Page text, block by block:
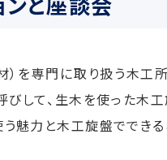
を専門に取り扱う木工
して、生木を使った木
う魅力と木工旋盤ででき